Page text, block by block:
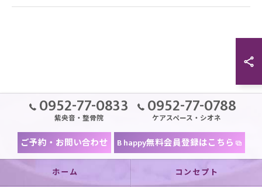
0952-77-0833
紫央音・整骨院 0952-77-0788
ケアスペース・シオネ
ご予約・お問い合わせ B happy無料会員登録はこちら
ホーム コンセプト